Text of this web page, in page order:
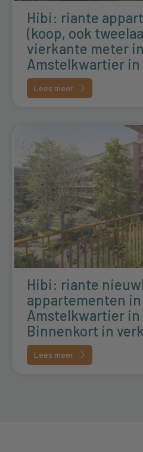
Hibi: riante
(koop, ook
vierkante meter
Amstelkwartier in
Lees meer
Hibi: riante
appartementen
Amstelkwartier in
Binnenkort in
Lees meer